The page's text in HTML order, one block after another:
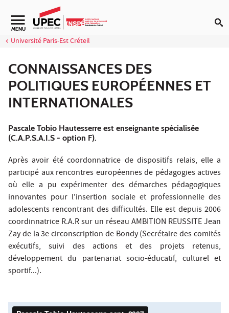
Aller au contenu
MENU
Université Paris-Est Créteil
CONNAISSANCES DES
POLITIQUES EUROPÉENNES ET
INTERNATIONALES
Pascale Tobio Hautesserre est enseignante spécialisée
(C.A.P.S.A.I.S - option F).
Après avoir été coordonnatrice de dispositifs relais, elle a
participé aux rencontres européennes de pédagogies actives
où elle a pu expérimenter des démarches pédagogiques
innovantes pour l'insertion sociale et professionnelle des
adolescents rencontrant des difficultés. Elle est depuis 2006
coordinnatrice R.A.R sur un réseau AMBITION REUSSITE Jean
Zay de la 3e circonscription de Bondy (Secrétaire des comités
exécutifs, suivi des actions et des projets retenus,
développement du partenariat socio-éducatif, culturel et
sportif...).